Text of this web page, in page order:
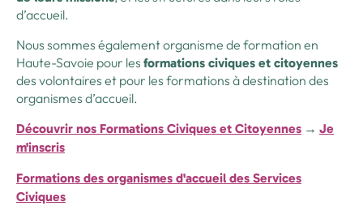
d’accueil.
Nous sommes également organisme de formation en
Haute-Savoie pour les formations civiques et citoyennes
des volontaires et pour les formations à destination des
organismes d’accueil.
Découvrir nos Formations Civiques et Citoyennes → Je
m'inscris
Formations des organismes d'accueil des Services
Civiques